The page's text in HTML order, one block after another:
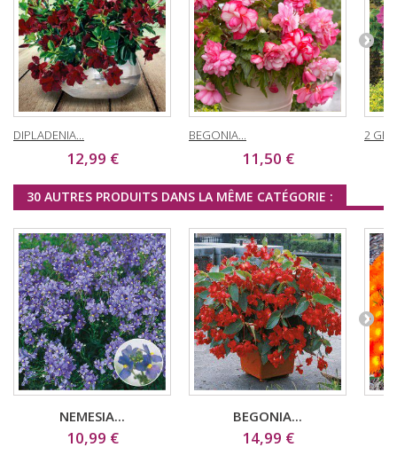
DIPLADENIA...
12,99 €
BEGONIA...
11,50 €
2
30 AUTRES PRODUITS DANS LA MÊME CATÉGORIE :
NEMESIA...
10,99 €
BEGONIA...
14,99 €